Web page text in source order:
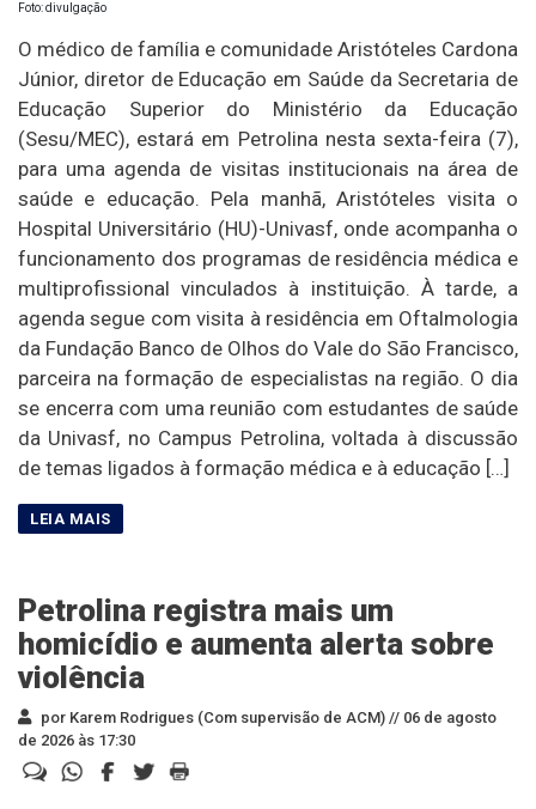
Foto: divulgação
O médico de família e comunidade Aristóteles Cardona
Júnior, diretor de Educação em Saúde da Secretaria de
Educação Superior do Ministério da Educação
(Sesu/MEC), estará em Petrolina nesta sexta-feira (7),
para uma agenda de visitas institucionais na área de
saúde e educação. Pela manhã, Aristóteles visita o
Hospital Universitário (HU)-Univasf, onde acompanha o
funcionamento dos programas de residência médica e
multiprofissional vinculados à instituição. À tarde, a
agenda segue com visita à residência em Oftalmologia
da Fundação Banco de Olhos do Vale do São Francisco,
parceira na formação de especialistas na região. O dia
se encerra com uma reunião com estudantes de saúde
da Univasf, no Campus Petrolina, voltada à discussão
de temas ligados à formação médica e à educação […]
Petrolina registra mais um
homicídio e aumenta alerta sobre
violência
por Karem Rodrigues (Com supervisão de ACM) // 06 de agosto
de 2026 às 17:30